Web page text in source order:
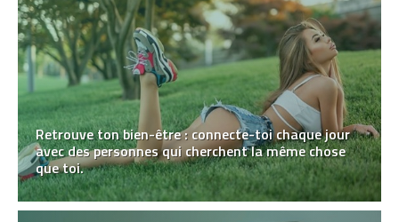
Retrouve ton bien-être : connecte-toi chaque jour
avec des personnes qui cherchent la même chose
que toi.